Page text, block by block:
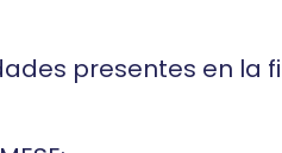
presentes en la